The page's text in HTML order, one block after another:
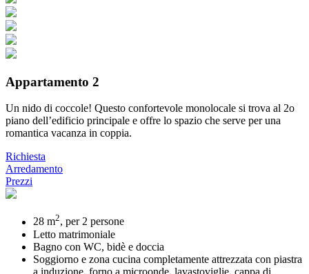
Appartamento 2
Un nido di coccole! Questo confortevole monolocale si trova al 2o
piano dell’edificio principale e offre lo spazio che serve per una
romantica vacanza in coppia.
Richiesta
Arredamento
Prezzi
28 m2, per 2 persone
Letto matrimoniale
Bagno con WC, bidè e doccia
Soggiorno e zona cucina completamente attrezzata con piastra
a induzione, forno a microonde, lavastoviglie, cappa di